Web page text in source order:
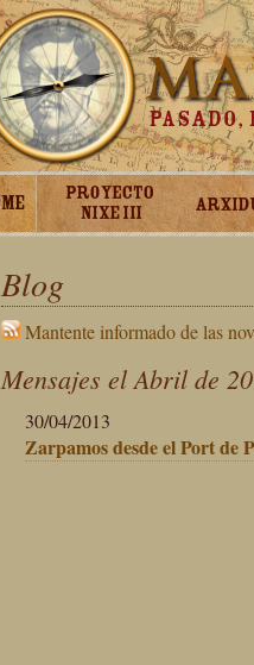
Blog
Mantente informado de las
Mensajes el Abril de
30/04/2013
Zarpamos desde el Port de